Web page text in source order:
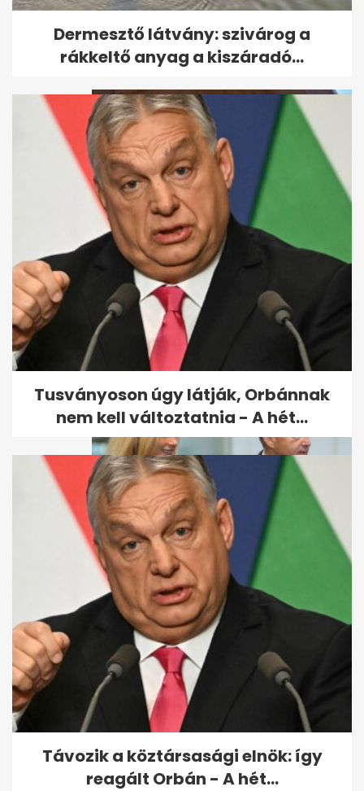
Puskás-Dallos Peti megszólalt
a Kaszás Attilára emlékező...
Szabadult a börtönből
Galambos Lajos
Várkonyi Andrea: A férjem
érzelmi intelligenciáját
tanítani...
Dermesztő látvány: szivárog a
rákkeltő anyag a kiszáradó...
Tusványoson úgy látják, Orbánnak
nem kell változtatnia - A hét...
Távozik a köztársasági elnök: így
reagált Orbán - A hét...